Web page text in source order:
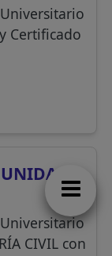
Certificado
CIVIL con